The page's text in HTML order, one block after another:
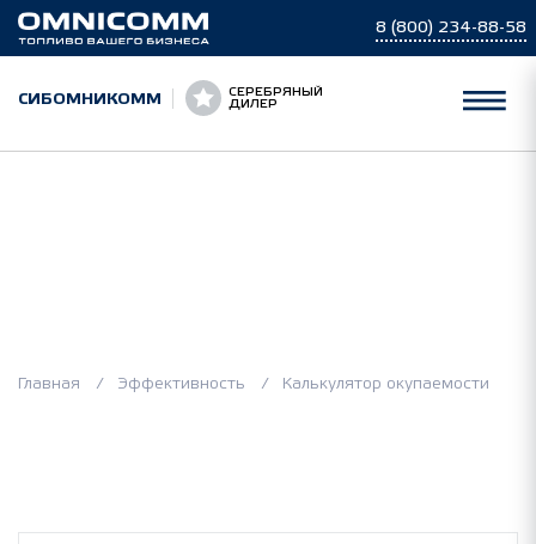
8 (800) 234-88-58
СИБОМНИКОММ
СЕРЕБРЯНЫЙ
ДИЛЕР
Главная Эффективность Калькулятор окупаемости